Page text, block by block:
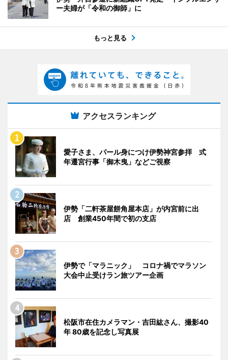
ー夫婦が「令和の御師」に
もっと見る
アクセスランキング
愛子さま、パール身につけ伊勢神宮参拝 式
年遷宮行事「御木曳」などご視察
伊勢「二軒茶屋餅角屋本店」が内宮前に出
店 創業450年間で初の支店
伊勢で「マラニック」 コロナ禍でマラソン
大会中止受けラン旅ツアー企画
松阪市在住カメラマン・吉田紘さん、撮影40
年 80歳を記念し写真展